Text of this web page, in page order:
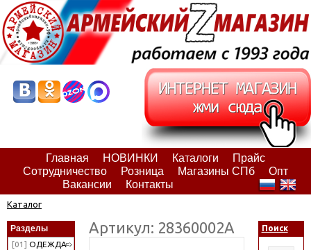
Главная НОВИНКИ Каталоги
Прайс
Сотрудничество
Розница Магазины СПб
Опт
Вакансии
Контакты
Каталог
Разделы
[01] ОДЕЖДА
Артикул: 28360002А Поиск